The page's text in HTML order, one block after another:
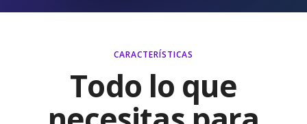
CARACTERÍSTICAS
Todo lo que